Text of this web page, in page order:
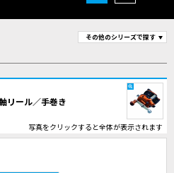
その他のシリーズで探す
リール／手巻き
写真をクリックすると全体が表示されます